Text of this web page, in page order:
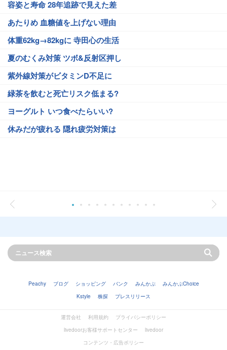
容姿と寿命 28年追跡で見えた差
あたりめ 血糖値を上げない理由
体重62kg→82kgに 寺田心の生活
夏のむくみ対策 ツボ&反射区押し
紫外線対策がビタミンD不足に
緑茶を飲むと死亡リスク低まる?
ヨーグルト いつ食べたらいい?
休みだが疲れる 隠れ疲労対策は
Peachy ブログ ショッピング バンク みんかぶ
みんかぶChoice
Kstyle
株探 プレスリリース
運営会社 利用規約
プライバシーポリシー
livedoorお客様サポートセンター
livedoor
コンテンツ・広告ポリシー